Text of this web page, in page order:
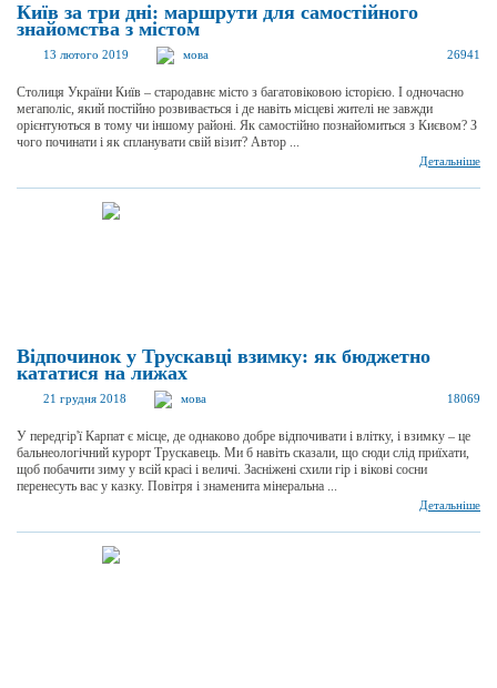
Київ за три дні: маршрути для самостійного
знайомства з містом
13 лютого 2019 мова 26941
Столиця України Київ – стародавнє місто з багатовіковою історією. І одночасно
мегаполіс, який постійно розвивається і де навіть місцеві жителі не завжди
орієнтуються в тому чи іншому районі. Як самостійно познайомиться з Києвом? З
чого починати і як спланувати свій візит? Автор ...
Детальніше
Відпочинок у Трускавці взимку: як бюджетно
кататися на лижах
21 грудня 2018 мова 18069
У передгір'ї Карпат є місце, де однаково добре відпочивати і влітку, і взимку – це
бальнеологічний курорт Трускавець. Ми б навіть сказали, що сюди слід приїхати,
щоб побачити зиму у всій красі і величі. Засніжені схили гір і вікові сосни
перенесуть вас у казку. Повітря і знаменита мінеральна ...
Детальніше